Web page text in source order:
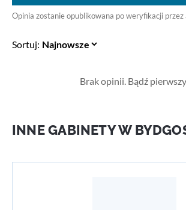
Opinia zostanie opublikowana po weryfikacji
Sortuj:
Brak opinii. Bądź
INNE GABINETY W